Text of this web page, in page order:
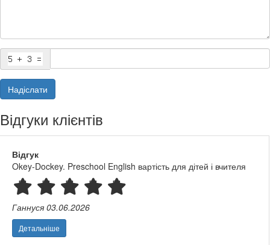
Надіслати
Відгуки клієнтів
Відгук
Okey-Dockey. Preschool English вартість для дітей і вчителя
Ганнуся 03.06.2026
Детальніше